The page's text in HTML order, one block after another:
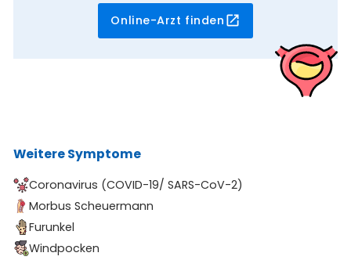
Online-Arzt finden
Weitere Symptome
Coronavirus (COVID-19/ SARS-CoV-2)
Morbus Scheuermann
Furunkel
Windpocken